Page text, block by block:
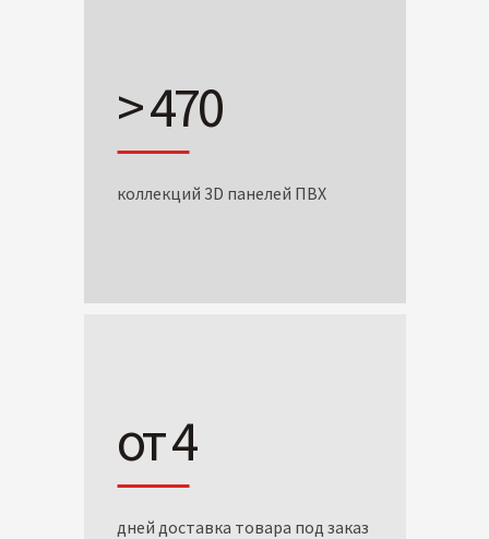
> 470
коллекций 3D панелей ПВХ
от 4
дней доставка товара под заказ